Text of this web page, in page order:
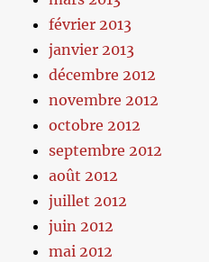
février 2013
janvier 2013
décembre 2012
novembre 2012
octobre 2012
septembre 2012
août 2012
juillet 2012
juin 2012
mai 2012